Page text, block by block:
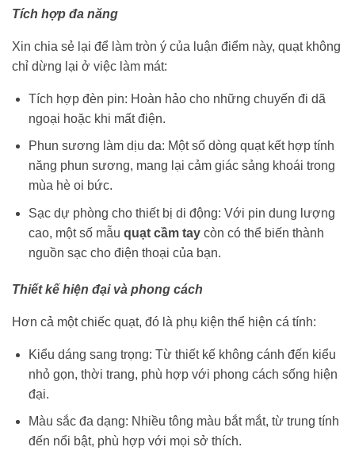
Tích hợp đa năng
Xin chia sẻ lại để làm tròn ý của luận điểm này, quạt không
chỉ dừng lại ở việc làm mát:
Tích hợp đèn pin: Hoàn hảo cho những chuyến đi dã
ngoại hoặc khi mất điện.
Phun sương làm dịu da: Một số dòng quạt kết hợp tính
năng phun sương, mang lại cảm giác sảng khoái trong
mùa hè oi bức.
Sạc dự phòng cho thiết bị di động: Với pin dung lượng
cao, một số mẫu quạt cầm taycòn có thể biến thành
nguồn sạc cho điện thoại của bạn.
Thiết kế hiện đại và phong cách
Hơn cả một chiếc quạt, đó là phụ kiện thể hiện cá tính:
Kiểu dáng sang trọng: Từ thiết kế không cánh đến kiểu
nhỏ gọn, thời trang, phù hợp với phong cách sống hiện
đại.
Màu sắc đa dạng: Nhiều tông màu bắt mắt, từ trung tính
đến nổi bật, phù hợp với mọi sở thích.